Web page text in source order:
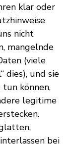
klar oder
nicht
mangelnde
(viele
dies), und sie
tun können,
legitime
bei